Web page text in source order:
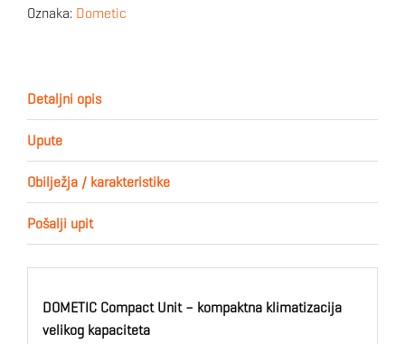
Oznaka: Dometic
Detaljni opis
Upute
Obilježja / karakteristike
Pošalji upit
DOMETIC Compact Unit – kompaktna klimatizacija
velikog kapaciteta